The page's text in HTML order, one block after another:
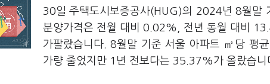
30일 주택도시보증공사(HUG)의 2024년 8월말
분양가격은 전월 대비 0.02%, 전년 동월 대비
가팔랐습니다. 8월말 기준 서울 아파트 ㎡당 평
가량 줄었지만 1년 전보다는 35.37%가 올랐습니